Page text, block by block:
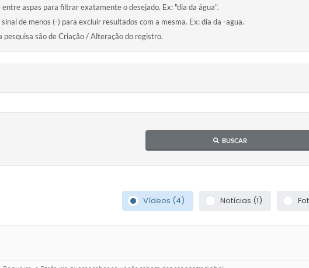
aspas para filtrar exatamente o desejado. Ex: "dia da água".
de menos (-) para excluir resultados com a mesma. Ex: dia da -agua.
pesquisa são de Criação / Alteração do registro.
BUSCAR
Vídeos (4) Notícias (1)